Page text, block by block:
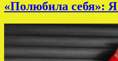
«Полюбила себя»: